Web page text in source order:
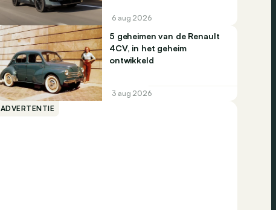
6 aug 2026
5 geheimen van de Renault
4CV, in het geheim
ontwikkeld
3 aug 2026
ADVERTENTIE